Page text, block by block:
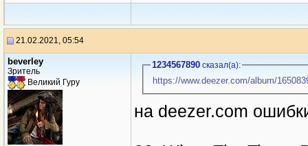
21.02.2021, 05:54
beverley
Зритель
Великий Гуру
1234567890сказал(a):
https://www.deezer.com/album/
на deezer.com